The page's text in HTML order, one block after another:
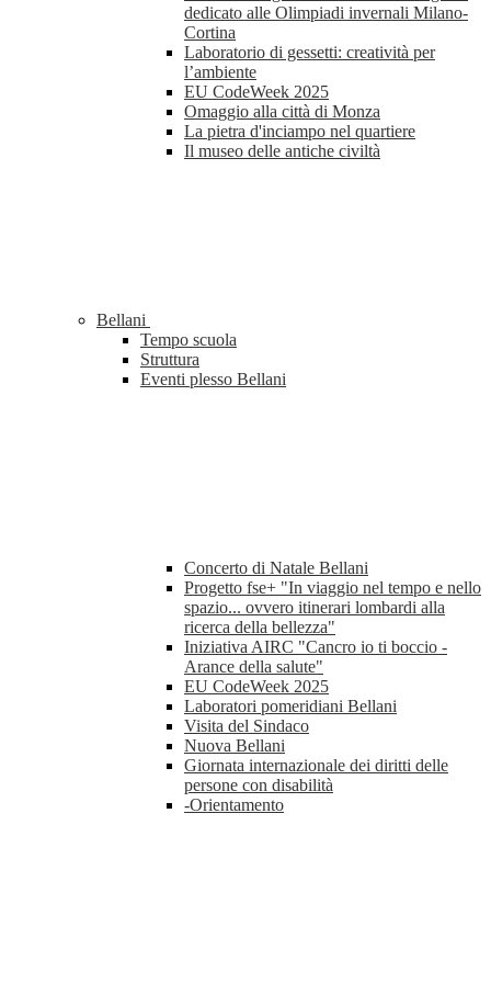
dedicato alle Olimpiadi invernali Milano-
Cortina
Laboratorio di gessetti: creatività per
l’ambiente
EU CodeWeek 2025
Omaggio alla città di Monza
La pietra d'inciampo nel quartiere
Il museo delle antiche civiltà
Bellani
Tempo scuola
Struttura
Eventi plesso Bellani
Concerto di Natale Bellani
Progetto fse+ "In viaggio nel tempo e nello
spazio... ovvero itinerari lombardi alla
ricerca della bellezza"
Iniziativa AIRC "Cancro io ti boccio -
Arance della salute"
EU CodeWeek 2025
Laboratori pomeridiani Bellani
Visita del Sindaco
Nuova Bellani
Giornata internazionale dei diritti delle
persone con disabilità
-Orientamento